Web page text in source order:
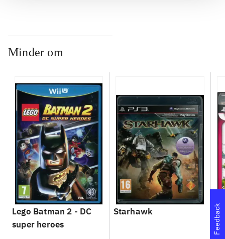
Minder om
Lego Batman 2 - DC
super heroes
Starhawk Feedback